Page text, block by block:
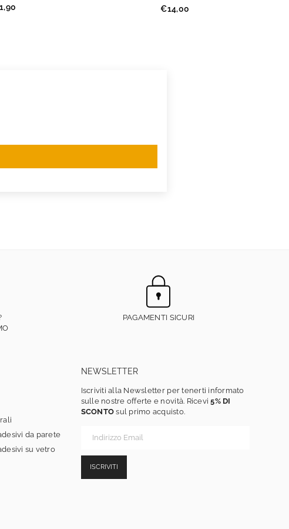
Prezzo
€14,00
PAGAMENTI SICURI
da parete
su vetro
NEWSLETTER
Iscriviti alla Newsletter per tenerti informato
sulle nostre offerte e novità. Ricevi5% DI
SCONTO sul primo acquisto.
ISCRIVITI